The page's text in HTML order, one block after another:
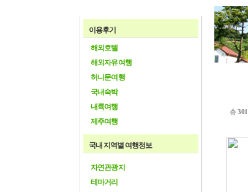
이용후기
해외호텔
해외자유여행
허니문여행
국내숙박
내륙여행
제주여행
국내 지역별 여행정보
자연관광지
테마거리
총 301